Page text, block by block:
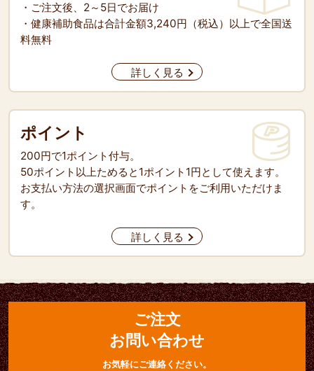
・ご注文後、2～5日でお届け
・健康補助食品は合計金額3,240円（税込）以上で全国送
料無料
詳しく見る
ポイント
200円で1ポイント付与。
50ポイント以上ためると1ポイント1円として使えます。
お支払い方法の選択画面でポイントをご利用いただけま
す。
詳しく見る
ご注文
お問い合わせ
お気軽にご連絡ください。